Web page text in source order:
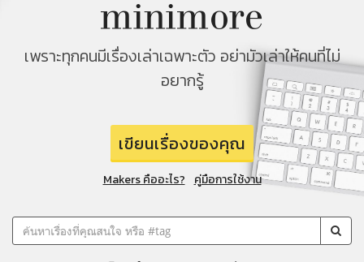
เพราะทุกคนมีเรื่องเล่าเฉพาะตัว อย่ามัวเล่าให้คนที่ไม่
อยากรู้
เขียนเรื่องของคุณ
Makers คืออะไร? คู่มือการใช้งาน